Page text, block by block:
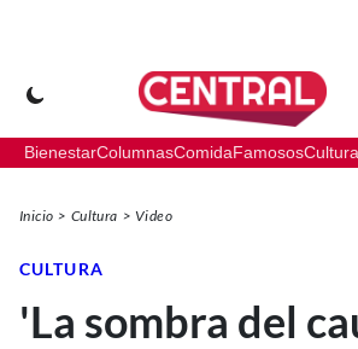
BienestarColumnasComidaFamososCultura
Inicio Cultura Video
CULTURA
'La sombra del